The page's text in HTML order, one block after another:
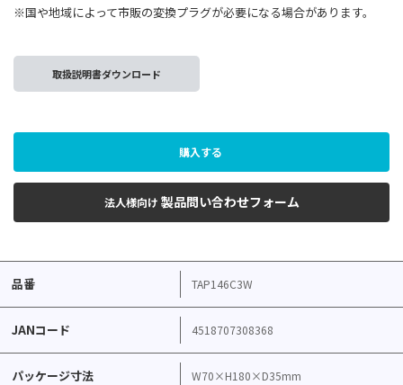
※国や地域によって市販の変換プラグが必要になる場合があります。
取扱説明書ダウンロード
購入する
法人様向け 製品問い合わせフォーム
品番 TAP146C3W
JANコード 4518707308368
パッケージ寸法 W70×H180×D35mm